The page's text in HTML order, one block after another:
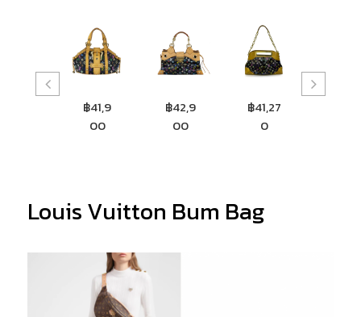
฿42,9
00
฿41,27
฿52,8
Louis Vuitton Bum Bag